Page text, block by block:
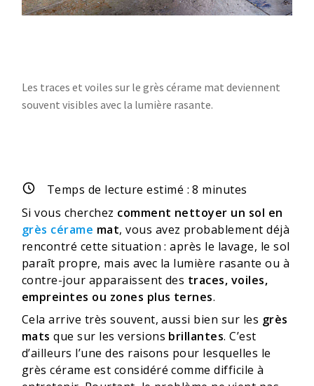
Les traces et voiles sur le grès cérame mat deviennent
souvent visibles avec la lumière rasante.
Temps de lecture estimé :8 minutes
Si vous cherchez comment nettoyer un sol en
grès cérame mat, vous avez probablement déjà
rencontré cette situation : après le lavage, le sol
paraît propre, mais avec la lumière rasante ou à
contre-jour apparaissent des traces, voiles,
empreintes ou zones plus ternes.
Cela arrive très souvent, aussi bien sur les grès
mats que sur les versions brillantes. C’est
d’ailleurs l’une des raisons pour lesquelles le
grès cérame est considéré comme difficile à